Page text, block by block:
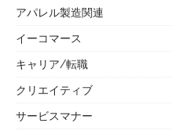
アパレル製造関連
イーコマース
キャリア/転職
クリエイティブ
サービスマナー